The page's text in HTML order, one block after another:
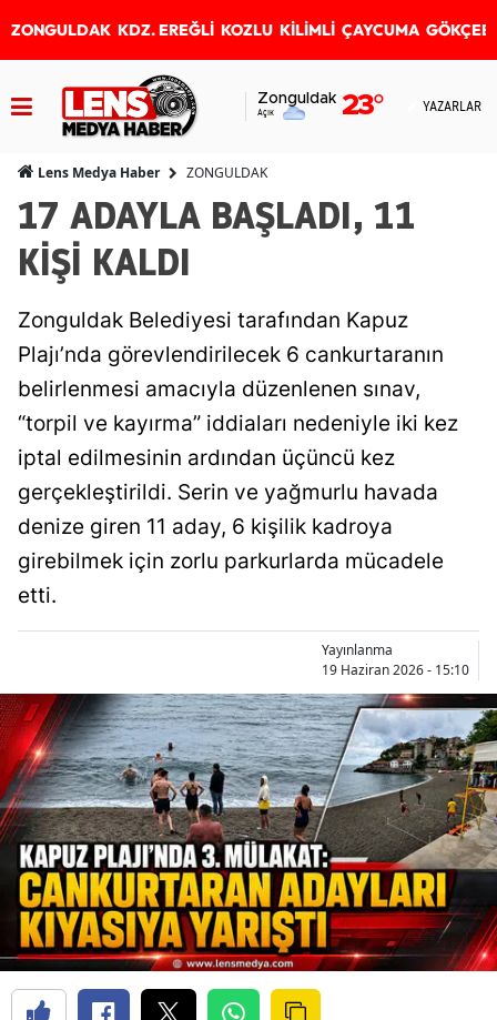
ZONGULDAK KDZ. EREĞLİ KOZLU KİLİMLİ ÇAYCUMA
Zonguldak
Açık 23° YAZARLAR
Lens Medya Haber ZONGULDAK
17 ADAYLA BAŞLADI, 11
KİŞİ KALDI
Zonguldak Belediyesi tarafından Kapuz
Plajı’nda görevlendirilecek 6 cankurtaranın
belirlenmesi amacıyla düzenlenen sınav,
“torpil ve kayırma” iddiaları nedeniyle iki kez
iptal edilmesinin ardından üçüncü kez
gerçekleştirildi. Serin ve yağmurlu havada
denize giren 11 aday, 6 kişilik kadroya
girebilmek için zorlu parkurlarda mücadele
etti.
Yayınlanma
19 Haziran 2026 - 15:10